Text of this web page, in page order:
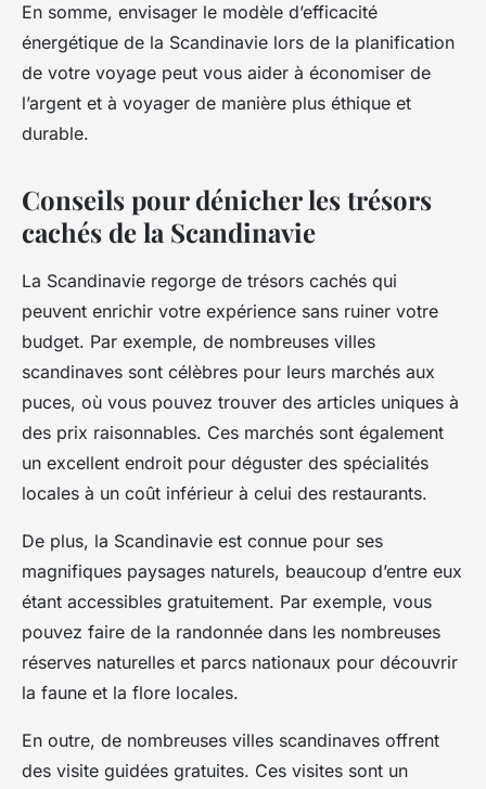
En somme, envisager le modèle d’efficacité
énergétique de la Scandinavie lors de la planification
de votre voyage peut vous aider à économiser de
l’argent et à voyager de manière plus éthique et
durable.
Conseils pour dénicher les trésors
cachés de la Scandinavie
La Scandinavie regorge de trésors cachés qui
peuvent enrichir votre expérience sans ruiner votre
budget. Par exemple, de nombreuses villes
scandinaves sont célèbres pour leurs marchés aux
puces, où vous pouvez trouver des articles uniques à
des prix raisonnables. Ces marchés sont également
un excellent endroit pour déguster des spécialités
locales à un coût inférieur à celui des restaurants.
De plus, la Scandinavie est connue pour ses
magnifiques paysages naturels, beaucoup d’entre eux
étant accessibles gratuitement. Par exemple, vous
pouvez faire de la randonnée dans les nombreuses
réserves naturelles et parcs nationaux pour découvrir
la faune et la flore locales.
En outre, de nombreuses villes scandinaves offrent
des visite guidées gratuites. Ces visites sont un